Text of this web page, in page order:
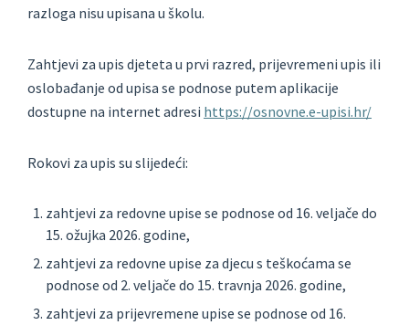
razloga nisu upisana u školu.
Zahtjevi za upis djeteta u prvi razred, prijevremeni upis ili
oslobađanje od upisa se podnose putem aplikacije
dostupne na internet adresi https://osnovne.e-upisi.hr/
Rokovi za upis su slijedeći:
zahtjevi za redovne upise se podnose od 16. veljače do
15. ožujka 2026. godine,
zahtjevi za redovne upise za djecu s teškoćama se
podnose od 2. veljače do 15. travnja 2026. godine,
zahtjevi za prijevremene upise se podnose od 16.